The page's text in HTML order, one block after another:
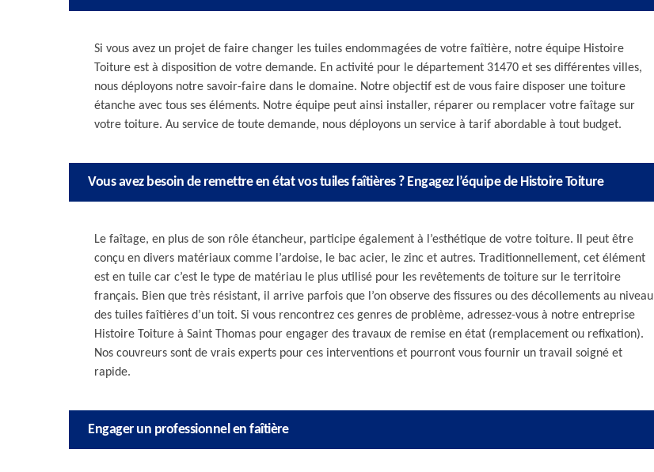
Si vous avez un projet de faire changer les tuiles endommagées de votre faîtière, notre équipe Histoire
Toiture est à disposition de votre demande. En activité pour le département 31470 et ses différentes villes,
nous déployons notre savoir-faire dans le domaine. Notre objectif est de vous faire disposer une toiture
étanche avec tous ses éléments. Notre équipe peut ainsi installer, réparer ou remplacer votre faîtage sur
votre toiture. Au service de toute demande, nous déployons un service à tarif abordable à tout budget.
Vous avez besoin de remettre en état vos tuiles faîtières ? Engagez l’équipe de Histoire Toiture
Le faîtage, en plus de son rôle étancheur, participe également à l’esthétique de votre toiture. Il peut être
conçu en divers matériaux comme l’ardoise, le bac acier, le zinc et autres. Traditionnellement, cet élément
est en tuile car c’est le type de matériau le plus utilisé pour les revêtements de toiture sur le territoire
français. Bien que très résistant, il arrive parfois que l’on observe des fissures ou des décollements au niveau
des tuiles faîtières d’un toit. Si vous rencontrez ces genres de problème, adressez-vous à notre entreprise
Histoire Toiture à Saint Thomas pour engager des travaux de remise en état (remplacement ou refixation).
Nos couvreurs sont de vrais experts pour ces interventions et pourront vous fournir un travail soigné et
rapide.
Engager un professionnel en faîtière